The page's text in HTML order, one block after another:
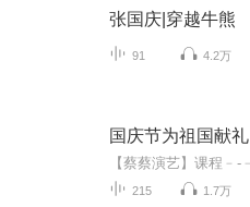
张国庆|穿越牛熊
91 4.2万
国庆节为祖国献礼
215 1.7万